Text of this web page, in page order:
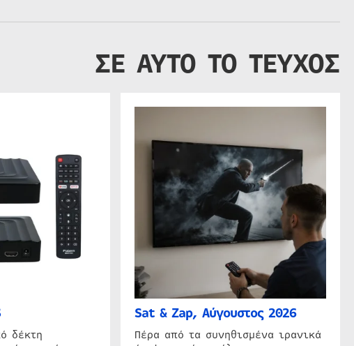
ΣΕ ΑΥΤΟ ΤΟ ΤΕΥΧΟΣ
δέκτη
Sat & Zap, Αύγουστος 2026
Πέρα από τα συνηθισμένα ιρανικά